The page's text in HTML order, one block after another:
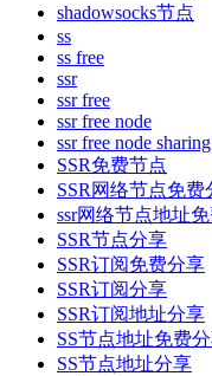
shadowsocks节点
ss
ss free
ssr
ssr free
ssr free node
ssr free node sharing
SSR免费节点
SSR网络节点免费
ssr网络节点地址
SSR节点分享
SSR订阅免费分享
SSR订阅分享
SSR订阅地址分享
SS节点地址免费
SS节点地址分享